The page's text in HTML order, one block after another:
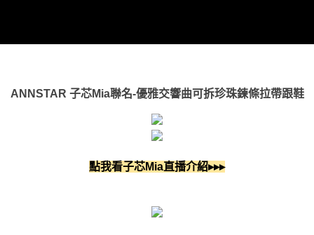
ANNSTAR 子芯Mia聯名-優雅交響曲可拆珍珠鍊條拉帶跟鞋
點我看子芯Mia直播介紹▸▸▸